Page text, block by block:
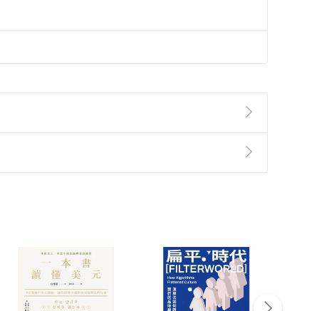
第2條第5款之規定，「非以有形媒介提供之數位
點選「瀏覽訂單明細」 「申請取消訂單/退
貨。
付款方式
Payment
完成訂單
Complete